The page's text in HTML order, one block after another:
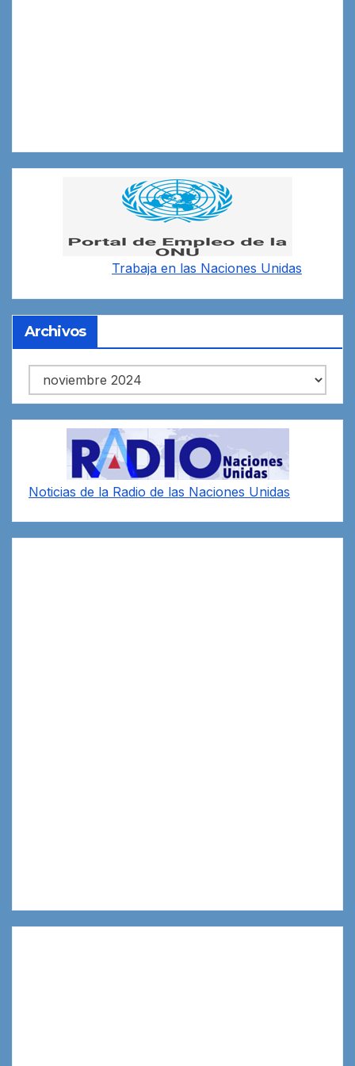
Trabaja en las Naciones Unidas
Archivos
Archivos
Noticias de la Radio de las Naciones Unidas